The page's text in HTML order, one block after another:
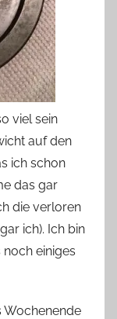
viel sein
auf den
ich schon
das gar
die verloren
ich). Ich bin
einiges
Wochenende